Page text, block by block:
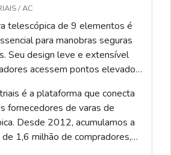
seguro de transporte e verifique
de finalizar a compra.
orcamento detalhado e
de suporte estendido para
a vara de manobra telescópica 7
modularidade e controle.
/ AC
telescópica de 9 elementos é
para manobras seguras
Seu design leve e extensível
acessem pontos elevados
é a plataforma que conecta
fornecedores de varas de
Desde 2012, acumulamos a
1,6 milhão de compradores,